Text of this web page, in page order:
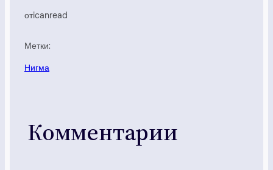
отicanread
Метки:
Нигма
Комментарии